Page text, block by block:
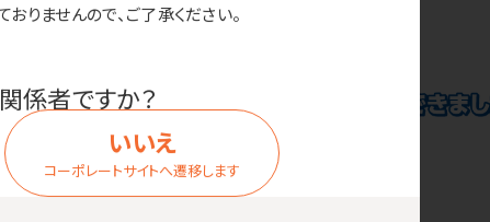
りませんので、ご了承ください。
係者ですか？
いいえ
コーポレートサイトへ遷移します
、防御力（BFE99%)も高い！